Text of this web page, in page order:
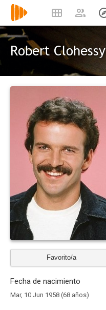
Robert Clohessy
Favorito/a
Fecha de nacimiento
Mar, 10 Jun 1958 (68 años)